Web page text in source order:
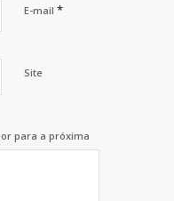
E-mail *
Site
para a próxima